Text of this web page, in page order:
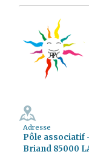
Adresse
Pôle associatif
Briand 85000